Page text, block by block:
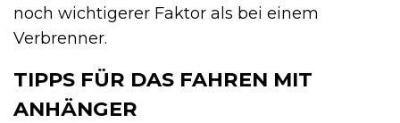
noch wichtigerer Faktor als bei einem
Verbrenner.
TIPPS FÜR DAS FAHREN MIT
ANHÄNGER